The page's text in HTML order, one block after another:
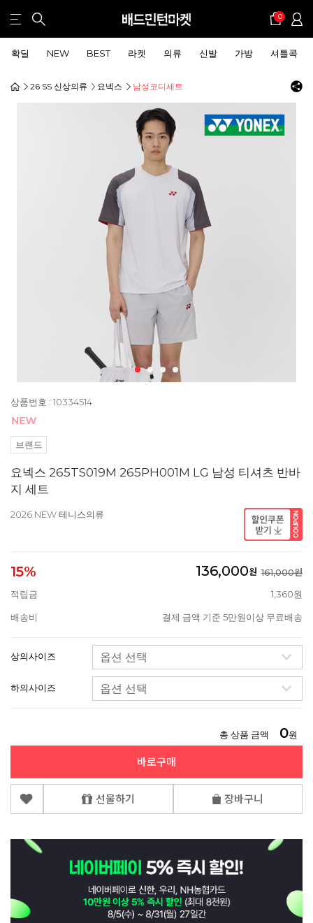
0
확딜 NEW BEST 라켓 의류 신발 가방 셔틀콕
26 SS 신상의류 요넥스 남성코디세트
상품번호 : 10334514
브랜드
요넥스 265TS019M 265PH001M LG 남성 티셔츠 반바
지 세트
2026 NEW 테니스의류
15% 136,000원 161,000원
적립금
1,360원
배송비 결제 금액 기준 5만원이상 무료배송
상의사이즈
하의사이즈
총 상품 금액 0원
바로구매
선물하기 장바구니